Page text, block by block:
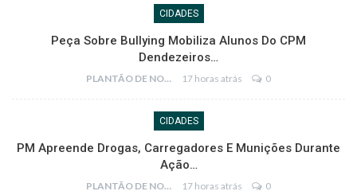
CIDADES
Peça Sobre Bullying Mobiliza Alunos Do CPM
Dendezeiros…
PLANTÃO DE NOTÍCIAS 17 horas atrás 0
CIDADES
PM Apreende Drogas, Carregadores E Munições Durante
Ação…
PLANTÃO DE NOTÍCIAS 17 horas atrás 0